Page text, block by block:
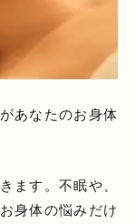
あなたのお身体
ます。不眠や、
身体の悩みだけ